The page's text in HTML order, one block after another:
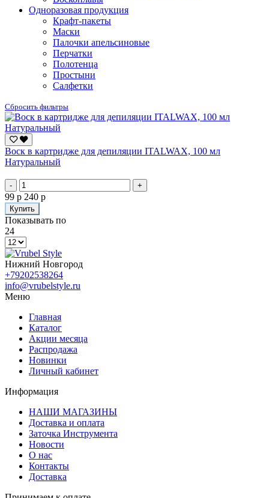
Одноразовая продукция
Крафт-пакеты
Маски
Палочки апельсиновые
Перчатки
Полотенца
Простыни
Салфетки
Сбросить фильтры
Воск в картридже для депиляции ITALWAX, 100 мл
Натуральный
- +
99 р 240 р
Купить
Показывать по
24
Нижний Новгород
+79202538264
info@vrubelstyle.ru
Меню
Главная
Каталог
Акции месяца
Распродажа
Новинки
Личный кабинет
Информация
НАШИ МАГАЗИНЫ
Доставка и оплата
Заточка Инструмента
Новости
О нас
Контакты
Доставка